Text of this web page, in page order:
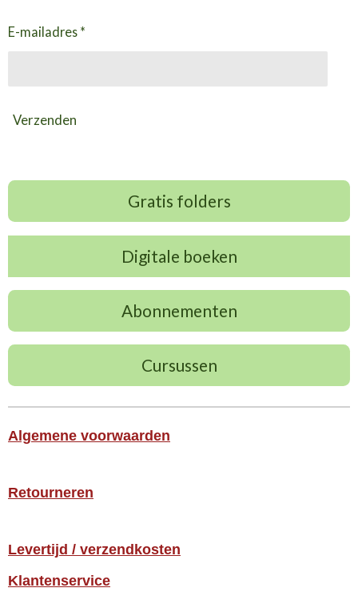
E-mailadres *
Verzenden
Gratis folders
Digitale boeken
Abonnementen
Cursussen
Algemene voorwaarden
Retourneren
Levertijd / verzendkosten
Klantenservice